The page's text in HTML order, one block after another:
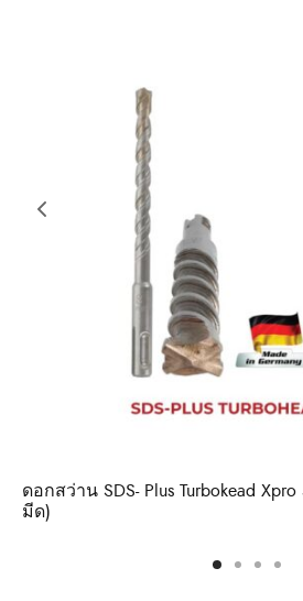
ดอกสว่าน SDS- Plus Turbokead
มีด)